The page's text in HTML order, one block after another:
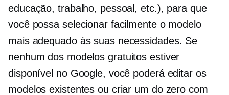
educação, trabalho, pessoal, etc.), para que
você possa selecionar facilmente o modelo
mais adequado às suas necessidades. Se
nenhum dos modelos gratuitos estiver
disponível no Google, você poderá editar os
modelos existentes ou criar um do zero com